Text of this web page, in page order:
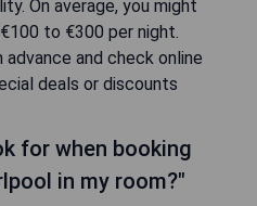
On average, you might
to €300 per night.
and check online
deals or discounts
for when booking
in my room?"